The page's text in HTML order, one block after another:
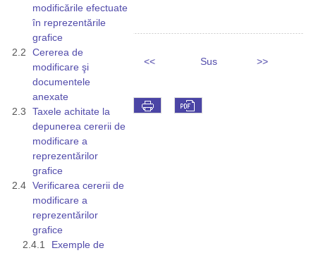
modificările efectuate
în reprezentările
grafice
Cererea de
modificare şi
documentele
anexate
Taxele achitate la
depunerea cererii de
modificare a
reprezentărilor
grafice
Verificarea cererii de
modificare a
reprezentărilor
grafice
Exemple de
<< Sus >>